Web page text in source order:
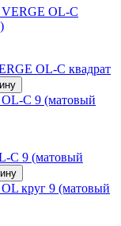
OL-C квадрат
C 9 (матовый